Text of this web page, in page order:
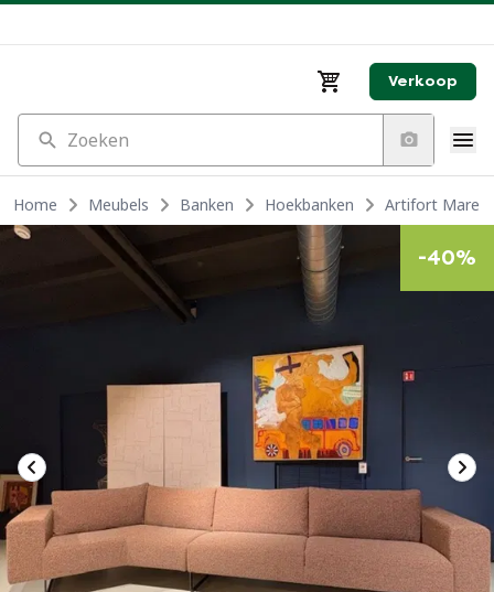
Verkoop
Zoeken
Home Meubels Banken Hoekbanken Artifort Mare
-40%